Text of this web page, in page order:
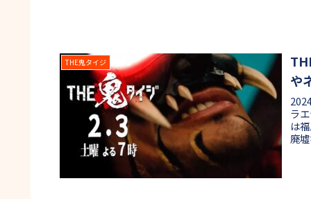
THE鬼タイジ
や
ラ
は
廃